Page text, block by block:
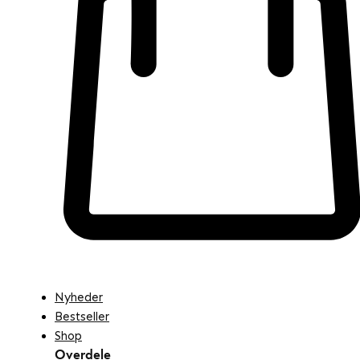
Nyheder
Bestseller
Shop
Overdele